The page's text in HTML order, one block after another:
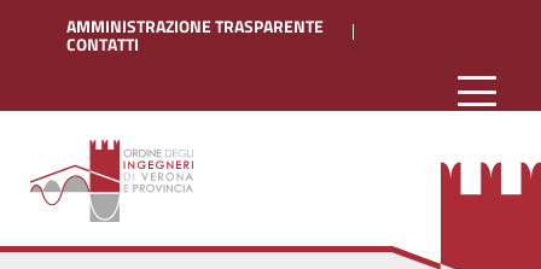
AMMINISTRAZIONE TRASPARENTE
CONTATTI